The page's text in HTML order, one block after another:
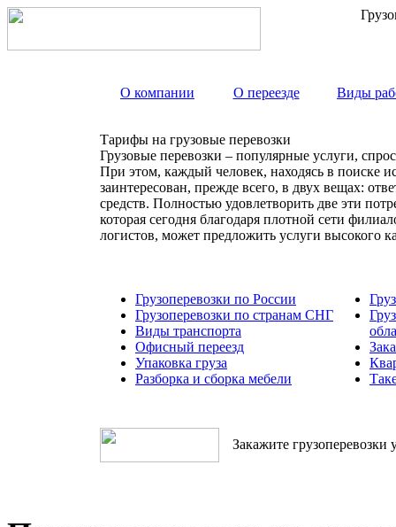
О компании О переезде Виды
Тарифы на грузовые перевозки
Грузовые перевозки – популярные услуги,
При этом, каждый человек, находясь в поиске
заинтересован, прежде всего, в двух вещах:
средств. Полностью удовлетворить две эти
которая сегодня благодаря плотной сети
логистов, может предложить услуги высокого
Грузоперевозки по России
Грузоперевозки по странам СНГ
Виды транспорта
Офисный переезд
Упаковка груза
Разборка и сборка мебели
Закажите грузоперевозки